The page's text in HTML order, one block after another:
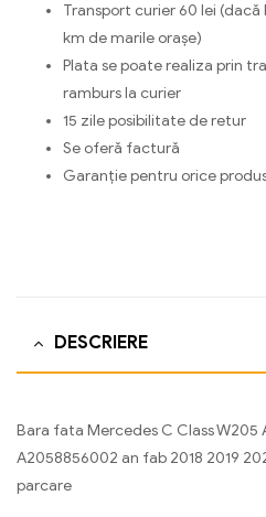
Transport curier 60 lei
km de marile orașe)
Plata se poate realiza prin
ramburs la curier
15 zile posibilitate de retur
Se oferă factură
Garanție pentru orice
DESCRIERE
Bara fata Mercedes C Class
A2058856002 an fab 2018 2019
parcare